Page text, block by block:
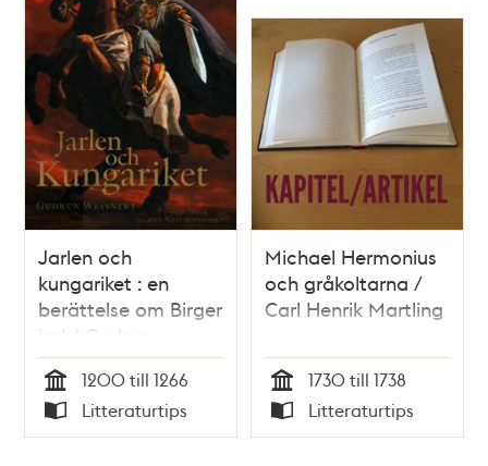
Jarlen och
kungariket : en
berättelse om Birger
jarl / Gudrun
Wessnert
Tid
1200 till 1266
Typ
Litteraturtips
Michael Hermonius
och gråkoltarna /
Carl Henrik Martling
Tid
1730 till 1738
Typ
Litteraturtips